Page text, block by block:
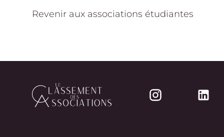
Revenir aux associations étudiantes
Accueil
Instagram